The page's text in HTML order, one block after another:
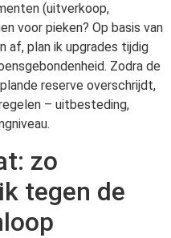
(uitverkoop,
voor pieken? Op basis van
af, plan ik upgrades tijdig
Zodra de
reserve overschrijdt,
– uitbesteding,
zo
tegen de